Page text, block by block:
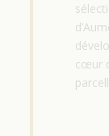
cœur